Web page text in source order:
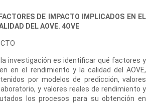
DE IMPACTO IMPLICADOS EN EL
DEL AOVE. 4OVE
la investigación es identificar qué factores y
en el rendimiento y la calidad del AOVE,
por modelos de predicción, valores
y valores reales de rendimiento y
los procesos para su obtención en